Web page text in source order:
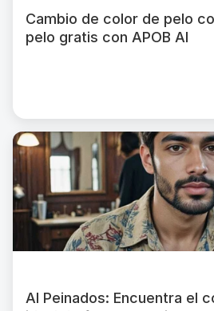
Cambio de color de pelo
pelo gratis con APOB AI
AI Peinados: Encuentra el